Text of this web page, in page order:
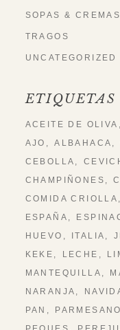
SOPAS & CREMAS
TRAGOS
UNCATEGORIZED
ETIQUETAS
ACEITE DE OLIVA
AJO
ALBAHACA
CEBOLLA
CHAMPIÑONES
COMIDA CRIOLLA
ESPAÑA
HUEVO
ITALIA
KEKE
LECHE
MANTEQUILLA
NARANJA
PAN
PARMESANO